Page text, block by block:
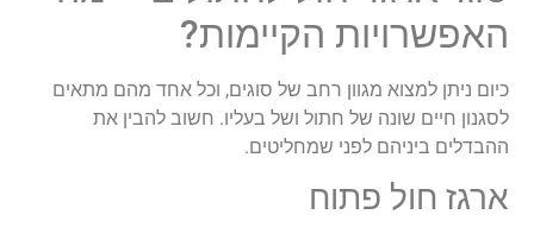
האפשרויות הקיימות?
כיום ניתן למצוא מגוון רחב של סוגים, וכל אחד מהם מתאים
לסגנון חיים שונה של חתול ושל בעליו. חשוב להבין את
ההבדלים ביניהם לפני שמחליטים.
ארגז חול פתוח